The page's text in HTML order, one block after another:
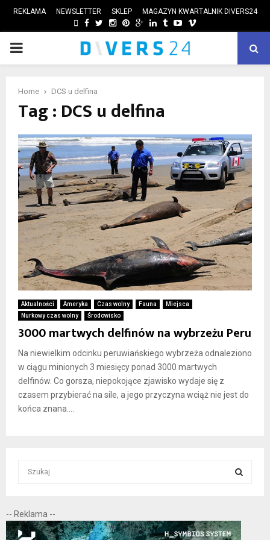
REKLAMA NEWSLETTER SKLEP MAGAZYN KWARTALNIK DIVERS24
FACEBOOK
TWITTER
INSTAGRAM
PINTEREST
GOOGLE
LINKEDIN
TUMBLRYOUTUBE
VIMEO
PRIMARY
Home DCS u delfina
Tag : DCS u delfina
Aktualności Ameryka Czas wolny Fauna
Miejsca
Nurkowy czas wolny
Środowisko
3000 martwych delfinów na wybrzeżu Peru
Na niewielkim odcinku peruwiańskiego wybrzeża odnaleziono
w ciągu minionych 3 miesięcy ponad 3000 martwych
delfinów. Co gorsza, niepokojące zjawisko wydaje się z
czasem przybierać na sile, a jego przyczyna wciąż nie jest do
końca znana....
c
h
E
-- Reklama --